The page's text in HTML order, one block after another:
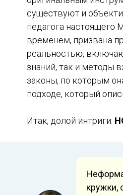
существуют и
педагога настоящего
временем, призвана
реальностью,
знаний, так и методы
законы, по которым
подходе, который
Итак, долой интриги:
кружки,